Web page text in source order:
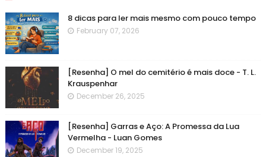
8 dicas para ler mais mesmo com pouco tempo
February 07, 2026
[Resenha] O mel do cemitério é mais doce - T. L.
Krauspenhar
December 26, 2025
[Resenha] Garras e Aço: A Promessa da Lua
Vermelha - Luan Gomes
December 19, 2025